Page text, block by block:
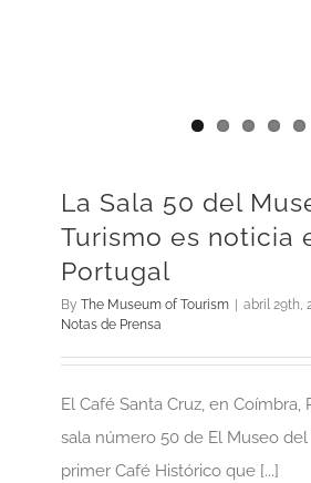
La Sala 50 del
Turismo es noticia
Portugal
By The Museum of Tourism abril 29th,
Notas de Prensa
El Café Santa Cruz, en Coímbra,
sala número 50 de El Museo del
primer Café Histórico que [...]